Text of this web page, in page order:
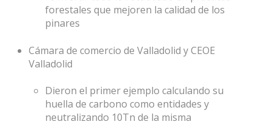
forestales que mejoren la calidad de los
pinares
Cámara de comercio de Valladolid y CEOE
Valladolid
Dieron el primer ejemplo calculando su
huella de carbono como entidades y
neutralizando 10Tn de la misma